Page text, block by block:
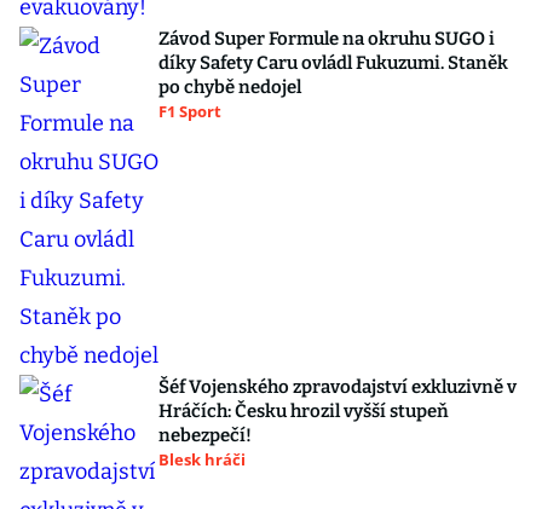
Závod Super Formule na okruhu SUGO i
díky Safety Caru ovládl Fukuzumi. Staněk
po chybě nedojel
F1 Sport
Šéf Vojenského zpravodajství exkluzivně v
Hráčích: Česku hrozil vyšší stupeň
nebezpečí!
Blesk hráči